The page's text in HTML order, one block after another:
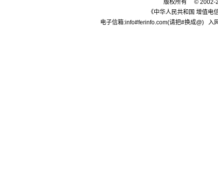
版权所有 © 2002-
《中华人民共和国 增值电
电子信箱:info#ferinfo.com(请把#换成@)